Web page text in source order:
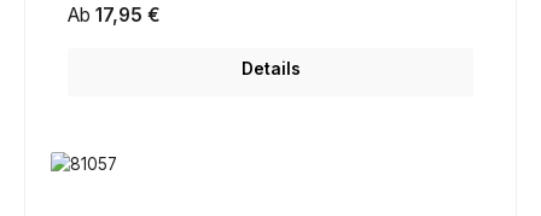
Regulärer Preis:
Ab 17,95 €
Details